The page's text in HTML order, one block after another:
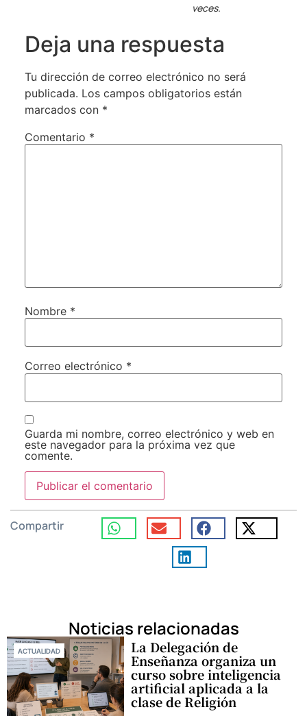
veces.
Deja una respuesta
Tu dirección de correo electrónico no será
publicada. Los campos obligatorios están
marcados con *
Comentario *
Nombre *
Correo electrónico *
Guarda mi nombre, correo electrónico y web en
este navegador para la próxima vez que
comente.
Compartir
Noticias relacionadas
ACTUALIDAD La Delegación de
Enseñanza organiza un
curso sobre inteligencia
artificial aplicada a la
clase de Religión